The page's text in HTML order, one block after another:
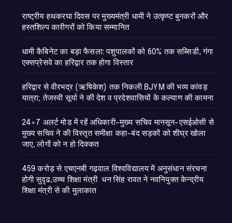
राष्ट्रीय हथकरघा दिवस पर मुख्यमंत्री धामी ने उत्कृष्ट बुनकरों और
हस्तशिल्प कारीगरों को किया सम्मानित
​धामी कैबिनेट का बड़ा फैसला: पशुपालकों को 60% तक सब्सिडी, गंगा
एक्सप्रेसवे का हरिद्वार तक होगा विस्तार
​हरिद्वार से वीरभद्र (ऋषिकेश) तक निकली BJYM की भव्य कांवड़
यात्रा; तेजस्वी सूर्या ने की देश व प्रदेशवासियों के कल्याण की कामना
24×7 अलर्ट मोड में रहें अधिकारी-मुख्य सचिव मानसून-एसईओसी से
मुख्य सचिव ने की विस्तृत समीक्षा कहा-बंद सड़कों को शीघ्र खोला
जाए, लोगों को न हो दिक्कत
459 करोड़ से एचएनबी गढ़वाल विश्वविद्यालय में अनुसंधान संरचना
होगी सुदृढ,उच्च शिक्षा मंत्री धन सिंह रावत ने नवनियुक्त केन्द्रीय
शिक्षा मंत्री से की मुलाकात